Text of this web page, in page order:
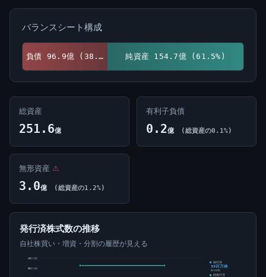
バランスシート構成
負債 96.9億 (38.5%) 純資産 154.7億 (61.5%)
総資産
251.6億
有利子負債
0.2億 (総資産の0.1%)
無形資産 ⚠
3.0億 (総資産の1.2%)
発行済株式数の推移
自社株買い・増資・分割の履歴が見える
30百万株
40百万株
発行済
33百万株
株式総数
純発行済